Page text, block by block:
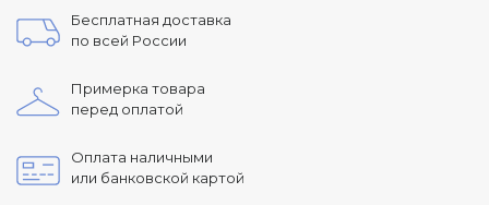
Бесплатная доставка
по всей России
Примерка товара
перед оплатой
Оплата наличными
или банковской картой